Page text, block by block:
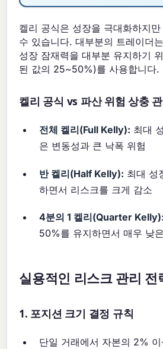
켈리 공식은 성장을 극대화하지
수 있습니다. 대부분의 트레이더
성장 잠재력을 대부분 유지하기
된 값의 25~50%)를 사용합니다.
켈리 공식 vs 파산 위험 상충
전체 켈리(Full Kelly): 최대
은 변동성과 큰 낙폭 위험
반 켈리(Half Kelly): 최대 성
하면서 리스크를 크게 감소
4분의 1 켈리(Quarter Kelly):
50%를 유지하면서 매우 낮
실용적인 리스크 관리 전
1. 포지션 크기 결정 규칙
단일 거래에서 자본의 2%